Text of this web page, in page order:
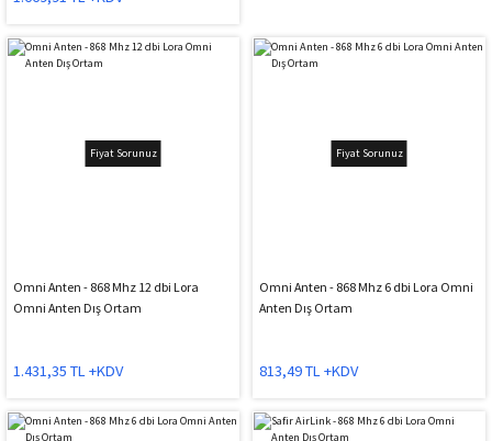
Fiyat Sorunuz
Omni Anten - 868 Mhz 12 dbi Lora
Omni Anten Dış Ortam
1.431,35 TL +KDV
Fiyat Sorunuz
Omni Anten - 868 Mhz 6 dbi Lora Omni
Anten Dış Ortam
813,49 TL +KDV